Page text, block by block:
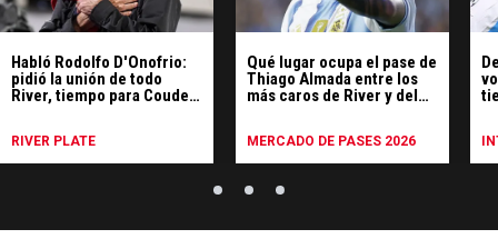
Habló Rodolfo D'Onofrio:
pidió la unión de todo
River, tiempo para Coudet
RIVER PLATE
Qué lugar ocupa el pase de
Thiago Almada entre los
más caros de River y del
MERCADO DE PASES 2026